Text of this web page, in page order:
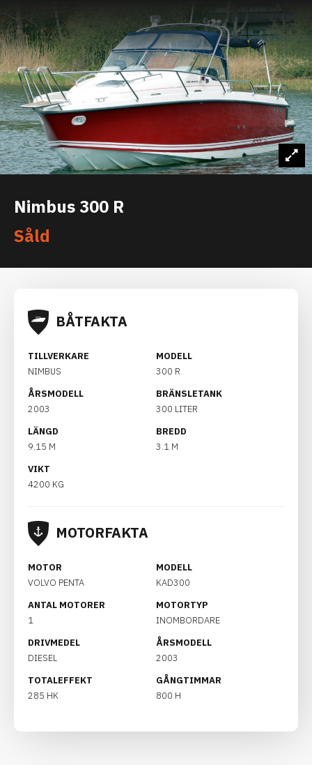
Nimbus 300 R
Såld
BÅTFAKTA
TILLVERKARE
NIMBUS
MODELL
300 R
ÅRSMODELL
2003
BRÄNSLETANK
300 LITER
LÄNGD
9.15 M
BREDD
3.1 M
VIKT
4200 KG
MOTORFAKTA
MOTOR
VOLVO PENTA
MODELL
KAD300
ANTAL MOTORER
1
MOTORTYP
INOMBORDARE
DRIVMEDEL
DIESEL
ÅRSMODELL
2003
TOTALEFFEKT
285 HK
GÅNGTIMMAR
800 H